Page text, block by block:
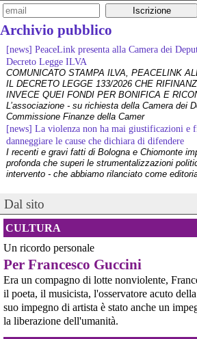
Archivio pubblico
[news] PeaceLink presenta alla Camera dei
Decreto Legge ILVA
COMUNICATO STAMPA ILVA, PEACELINK
IL DECRETO LEGGE 133/2026 CHE
INVECE QUEI FONDI PER BONIFICA E
L’associazione - su richiesta della Camera dei
Commissione Finanze della Camer
[news] La violenza non ha mai giustificazioni e
danneggiare le cause che dichiara di difendere
I recenti e gravi fatti di Bologna e Chiomonte
profonda che superi le strumentalizzazioni
intervento - che abbiamo rilanciato come
PeaceLink: “Una vittoria storica dei cittadini, ora
L’associazione PeaceLink esprime il proprio
gratitudine al gruppo di cittadini e
[news] Victor Jara, catturato l’ultimo dei suoi
Víctor Jara, il cantautore dei poveri che sfidò la
chitarra A cinquant'anni dal golpe che
Jara continua a risuonare come un inno alla
sua voce, spezzata dalle mani dei carn
[news] La "Breve storia del pacifismo italiano"
schede introduttive storico-culturali dei vari
Dal sito
CULTURA
Un ricordo personale
Per Francesco Guccini
Era un compagno di lotte nonviolente,
il poeta, il musicista, l'osservatore acuto
suo impegno di artista è stato anche un
la liberazione dell'umanità.